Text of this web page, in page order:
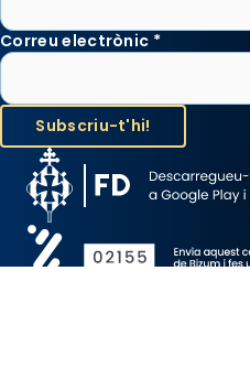
Correu electrònic *